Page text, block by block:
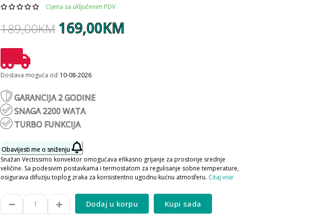
Cijena sa uključenim PDV
189,00KM 169,00KM
Dostava moguća od 10-08-2026
GARANCIJA 2 GODINE
SNAGA 2200 WATA
TURBO FUNKCIJA
Obavijesti me o sniženju
Snažan Vectissimo konvektor omogućava efikasno grijanje za prostorije srednje
veličine. Sa podesivim postavkama i termostatom za regulisanje sobne temperature,
osigurava difuziju toplog zraka za konsistentno ugodnu kućnu atmosferu. Citaj vise
Dodaj u korpu Kupi sada